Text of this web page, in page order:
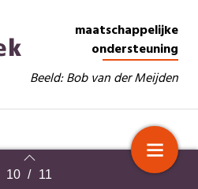
10 / 11
maatschappelijke
ondersteuning
Beeld: Bob van der Meijden
steeds vaker